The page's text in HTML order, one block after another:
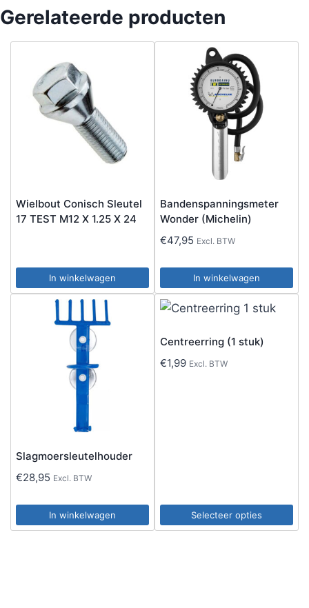
Gerelateerde producten
Wielbout Conisch Sleutel
17 TEST M12 X 1.25 X 24
In winkelwagen
Bandenspanningsmeter
Wonder (Michelin)
€47,95 Excl. BTW
In winkelwagen
Slagmoersleutelhouder
€28,95 Excl. BTW
In winkelwagen
Centreerring (1 stuk)
€1,99 Excl. BTW
Selecteer opties
Dit